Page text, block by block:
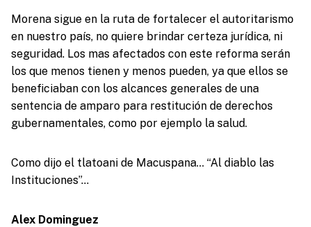
Morena sigue en la ruta de fortalecer el autoritarismo
en nuestro país, no quiere brindar certeza jurídica, ni
seguridad. Los mas afectados con este reforma serán
los que menos tienen y menos pueden, ya que ellos se
beneficiaban con los alcances generales de una
sentencia de amparo para restitución de derechos
gubernamentales, como por ejemplo la salud.
Como dijo el tlatoani de Macuspana… “Al diablo las
Instituciones”…
Alex Dominguez